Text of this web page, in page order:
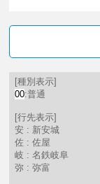
[種別表示]
00:普通
[行先表示]
安 : 新安城
佐 : 佐屋
岐 : 名鉄岐阜
弥 : 弥富